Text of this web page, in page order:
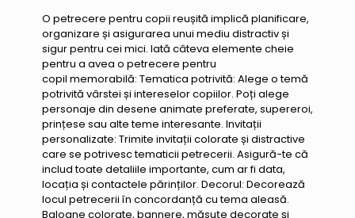
O petrecere pentru copii reușită implică planificare,
organizare și asigurarea unui mediu distractiv și
sigur pentru cei mici. Iată câteva elemente cheie
pentru a avea o petrecere pentru
copil memorabilă: Tematica potrivită: Alege o temă
potrivită vârstei și intereselor copiilor. Poți alege
personaje din desene animate preferate, supereroi,
prințese sau alte teme interesante. Invitații
personalizate: Trimite invitații colorate și distractive
care se potrivesc tematicii petrecerii. Asigură-te că
includ toate detaliile importante, cum ar fi data,
locația și contactele părinților. Decorul: Decorează
locul petrecerii în concordanță cu tema aleasă.
Baloane colorate, bannere, măsuțe decorate și